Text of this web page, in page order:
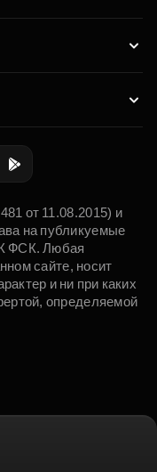
от 11.08.2015) и
на публикуемые
ФСК. Любая
сайте, носит
и ни при каких
определяемой